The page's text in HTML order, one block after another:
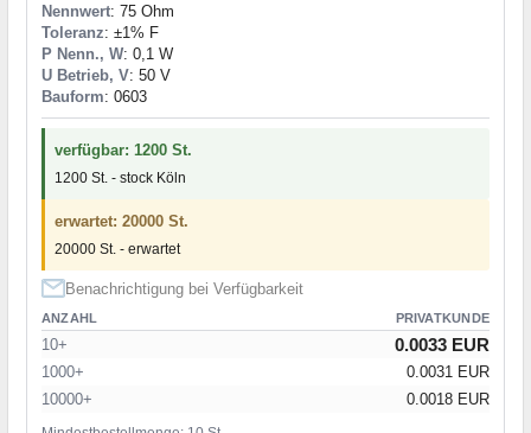
Nennwert: 75 Ohm
Toleranz: ±1% F
P Nenn., W: 0,1 W
U Betrieb, V: 50 V
Bauform: 0603
verfügbar: 1200 St.
1200 St. - stock Köln
erwartet: 20000 St.
20000 St. - erwartet
Benachrichtigung bei Verfügbarkeit
ANZAHL PRIVATKUNDE
10+ 0.0033 EUR
1000+
0.0031 EUR
10000+
0.0018 EUR